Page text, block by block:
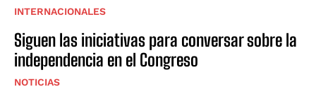
INTERNACIONALES
Siguen las iniciativas para conversar sobre la
independencia en el Congreso
NOTICIAS